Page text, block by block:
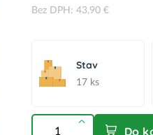
Bez DPH: 43,90 €
Stav
17 ks
Do